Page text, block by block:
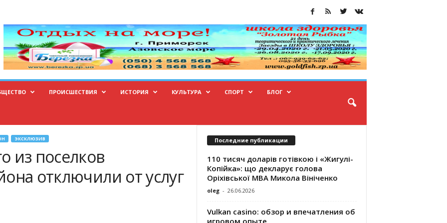
ПРОИСШЕСТВИЯ ИСТОРИЯ КУЛЬТУРА СПОРТ БЛОГ
ЭКСКЛЮЗИВ
из поселков
отключили от услуг
Последние публикации
110 тисяч доларів готівкою і «Жигулі-
Копійка»: що декларує голова
Оріхівської МВА Микола Вініченко
oleg - 26.06.2026
Vulkan casino: обзор и впечатления об
игровом опыте